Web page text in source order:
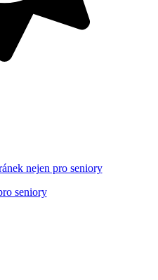
nejen pro seniory